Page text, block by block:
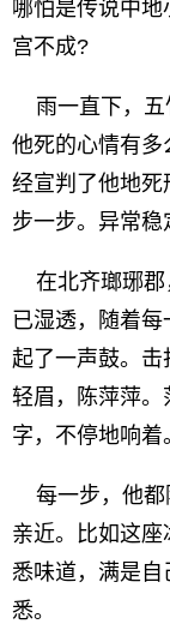
哪怕是传说中
宫不成?
雨一直下，五
他死的心情有多
经宣判了他地
步一步。异常稳
在北齐瑯琊郡
已湿透，随着
起了一声鼓。
轻眉，陈萍萍。
字，不停地响着
每一步，他都
亲近。比如这
悉味道，满是
悉。